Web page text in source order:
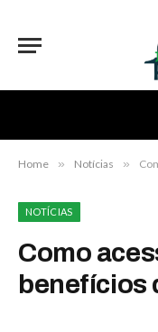
Home » Notícias »
NOTÍCIAS
Como
benefícios